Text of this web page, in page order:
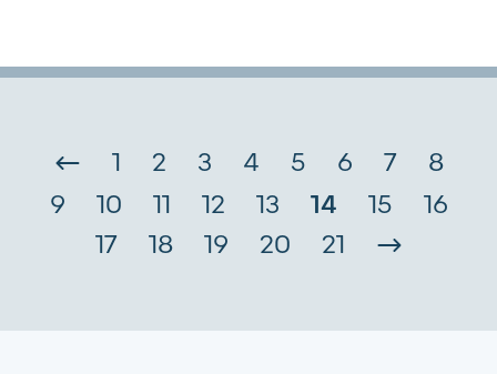
1 2 3 4 5 6 7
8
9
10 11 12 13 14 15
16
17
18 19 20 21